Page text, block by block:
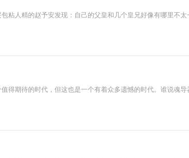
粘人精的赵予安发现：自己的父皇和几个皇兄好像有哪里不
得期待的时代，但这也是一个有着众多遗憾的时代。谁说魂